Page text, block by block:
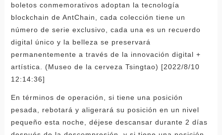
boletos conmemorativos adoptan la tecnología
blockchain de AntChain, cada colección tiene un
número de serie exclusivo, cada una es un recuerdo
digital único y la belleza se preservará
permanentemente a través de la innovación digital +
artística. (Museo de la cerveza Tsingtao) [2022/8/10
12:14:36]
En términos de operación, si tiene una posición
pesada, rebotará y aligerará su posición en un nivel
pequeño esta noche, déjese descansar durante 2 días